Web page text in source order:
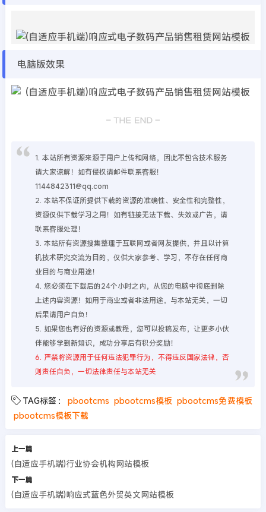
电脑版效果
1. 本站所有资源来源于用户上传和网络，因此不包含技术服务
请大家谅解！如有侵权请邮件联系客服！
1144842311@qq.com
2. 本站不保证所提供下载的资源的准确性、安全性和完整性，
资源仅供下载学习之用！如有链接无法下载、失效或广告，请
联系客服处理！
3. 本站所有资源搜集整理于互联网或者网友提供，并且以计算
机技术研究交流为目的，仅供大家参考、学习，不存在任何商
业目的与商业用途！
4. 您必须在下载后的24个小时之内，从您的电脑中彻底删除
上述内容资源！如用于商业或者非法用途，与本站无关，一切
后果请用户自负！
5. 如果您也有好的资源或教程，您可以投稿发布，让更多小伙
伴能够学到新知识，成功分享后有积分奖励！
6. 严禁将资源用于任何违法犯罪行为，不得违反国家法律，否
则责任自负，一切法律责任与本站无关
TAG标签： pbootcms pbootcms模板 pbootcms免费模板
pbootcms模板下载
上一篇
(自适应手机端)行业协会机构网站模板
下一篇
(自适应手机端)响应式蓝色外贸英文网站模板